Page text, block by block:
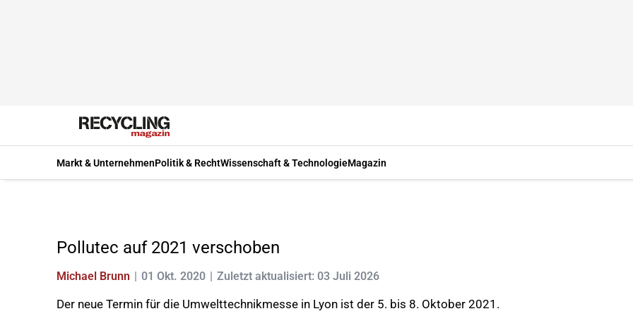
Markt & UnternehmenPolitik & RechtWissenschaft & TechnologieMagazin
Pollutec auf 2021 verschoben
Michael Brunn 01 Okt. 2020 Zuletzt aktualisiert: 03 Juli 2026
Der neue Termin für die Umwelttechnikmesse in Lyon ist der 5. bis 8. Oktober 2021.